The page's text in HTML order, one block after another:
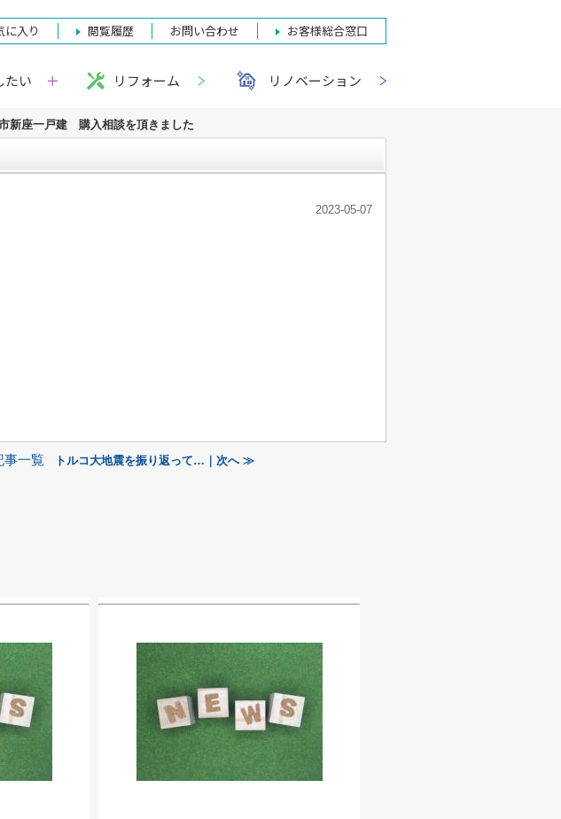
に入り 閲覧履歴 お問い合わせ お客様総合窓口
たい リフォーム リノベーション
新座一戸建 購入相談を頂きました
2023-05-07
事一覧 トルコ大地震を振り返って…｜次へ ≫